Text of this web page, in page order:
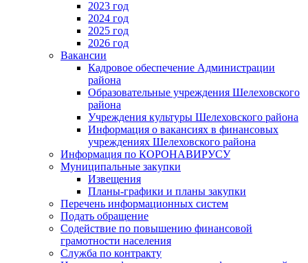
2023 год
2024 год
2025 год
2026 год
Вакансии
Кадровое обеспечение Администрации
района
Образовательные учреждения Шелеховского
района
Учреждения культуры Шелеховского района
Информация о вакансиях в финансовых
учреждениях Шелеховского района
Информация по КОРОНАВИРУСУ
Муниципальные закупки
Извещения
Планы-графики и планы закупки
Перечень информационных систем
Подать обращение
Содействие по повышению финансовой
грамотности населения
Служба по контракту